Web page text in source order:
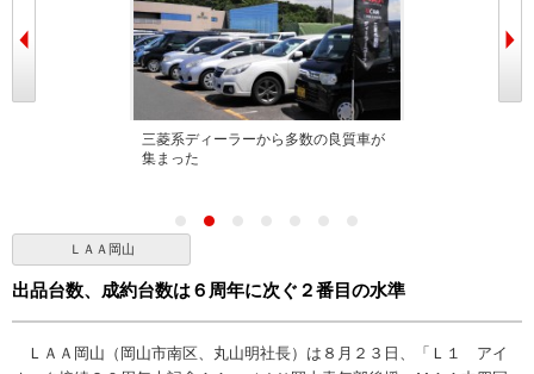
三菱系ディーラーから多数の良質車が
集まった
ＬＡＡ岡山
出品台数、成約台数は６周年に次ぐ２番目の水準
ＬＡＡ岡山（岡山市南区、丸山明社長）は８月２３日、「Ｌ１ アイ